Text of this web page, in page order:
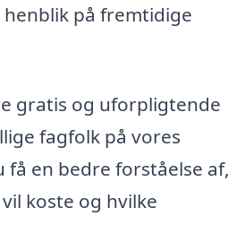
på fremtidige
gratis og uforpligtende
fagfolk på vores
få en bedre forståelse af,
koste og hvilke